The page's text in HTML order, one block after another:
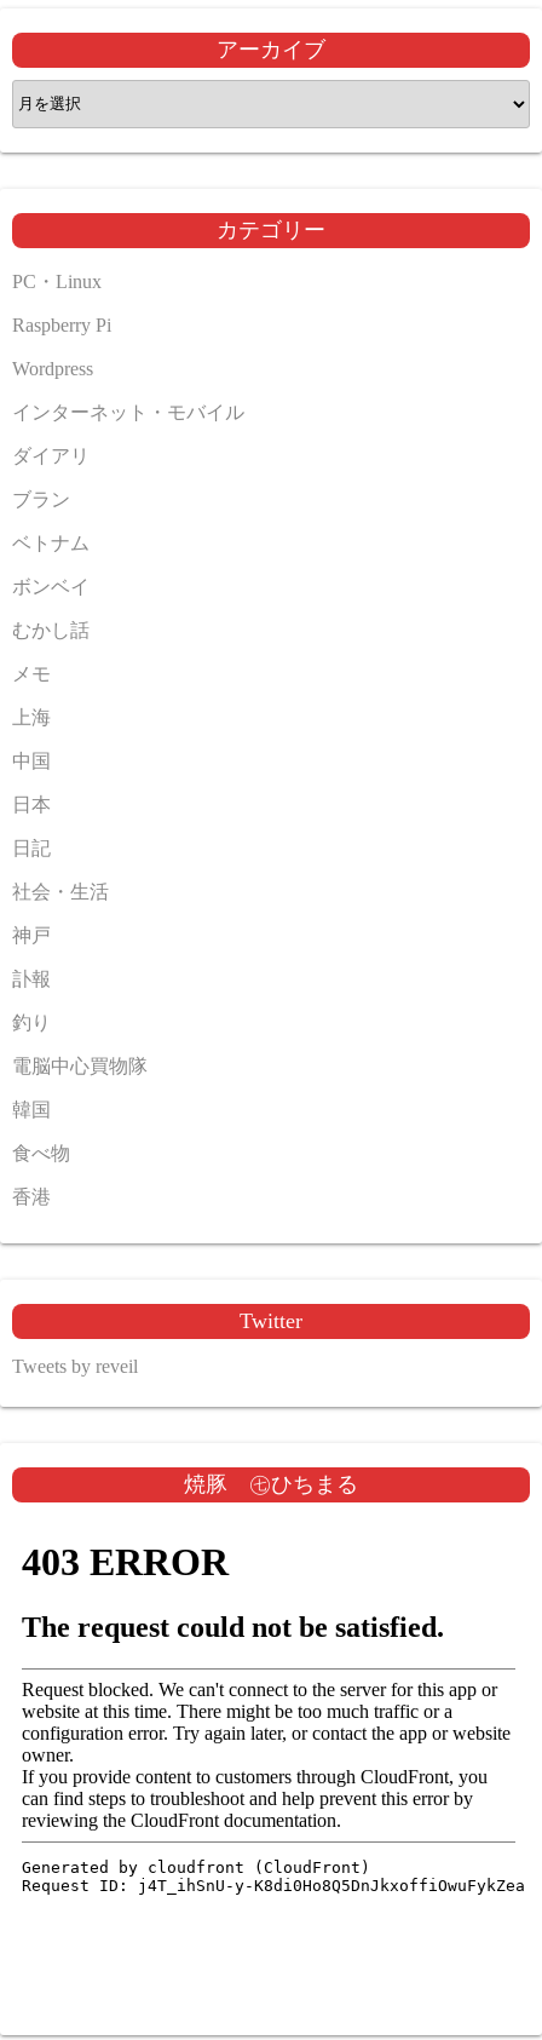
アーカイブ
ア
ー
カ
ブ
カテゴリー
PC・Linux
Raspberry Pi
Wordpress
インターネット・モバイル
ダイアリ
ブラン
ベトナム
ボンベイ
むかし話
メモ
上海
中国
日本
日記
社会・生活
神戸
訃報
釣り
電脳中心買物隊
韓国
食べ物
香港
Twitter
Tweets by reveil
焼豚 ㊆ひちまる